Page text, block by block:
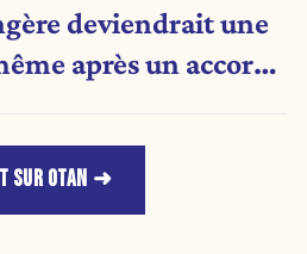
deviendrait une
après un accord
SUR OTAN